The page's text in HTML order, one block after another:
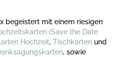
begeistert mit einem riesigen
(Save the Date
Hochzeit, Tischkarten und
, sowie